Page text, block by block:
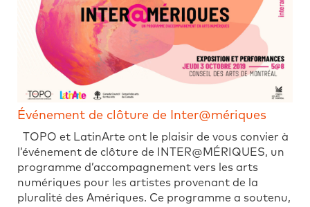
Événement de clôture de Inter@mériques
TOPO et LatinArte ont le plaisir de vous convier à
l’événement de clôture de INTER@MÉRIQUES, un
programme d’accompagnement vers les arts
numériques pour les artistes provenant de la
pluralité des Amériques. Ce programme a soutenu,